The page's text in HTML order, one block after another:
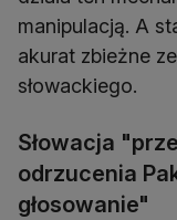
manipulacją. A
akurat zbieżne
słowackiego.
Słowacja
odrzucenia
głosowanie"